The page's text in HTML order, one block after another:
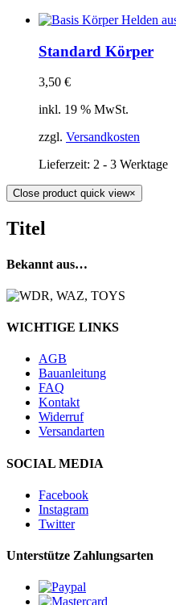
Standard Körper
3,50 €
inkl. 19 % MwSt.
zzgl. Versandkosten
Lieferzeit: 2 - 3 Werktage
Close product quick view×
Titel
Bekannt aus…
WICHTIGE LINKS
AGB
Bauanleitung
FAQ
Kontakt
Widerruf
Versandarten
SOCIAL MEDIA
Facebook
Instagram
Twitter
Unterstütze Zahlungsarten